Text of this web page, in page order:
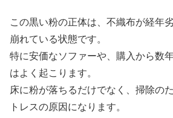
この黒い粉の正体は、不織布が経年
崩れている状態です。
特に安価なソファーや、購入から数
はよく起こります。
床に粉が落ちるだけでなく、掃除の
トレスの原因になります。